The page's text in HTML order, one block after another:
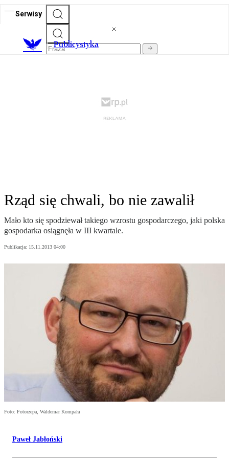
Serwisy
Publicystyka
Rząd się chwali, bo nie zawalił
Mało kto się spodziewał takiego wzrostu gospodarczego, jaki polska
gospodarka osiągnęła w III kwartale.
Publikacja: 15.11.2013 04:00
Foto: Fotorzepa, Waldemar Kompała
Paweł Jabłoński